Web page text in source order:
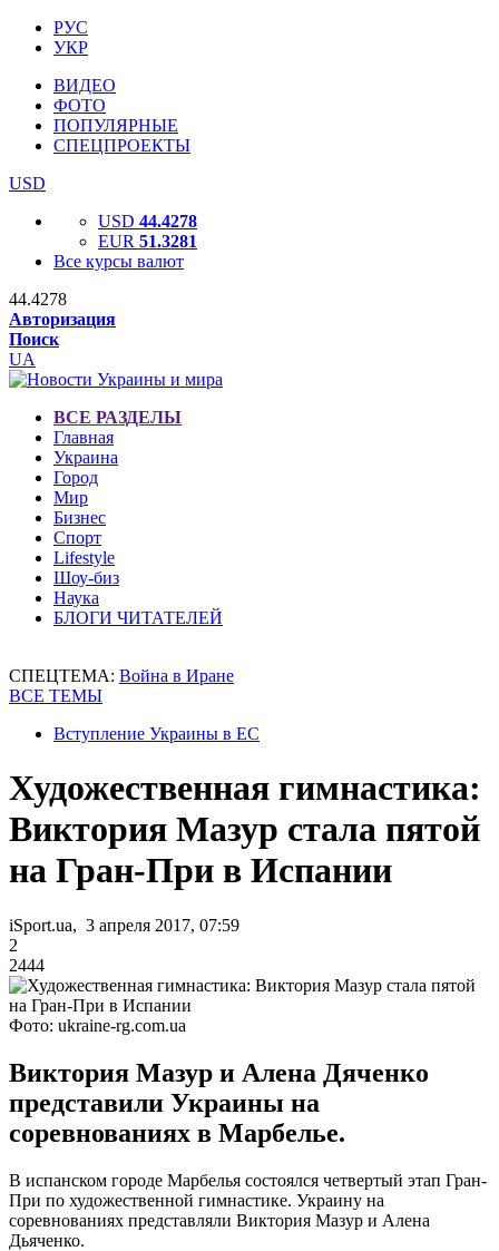
РУС
УКР
ВИДЕО
ФОТО
ПОПУЛЯРНЫЕ
СПЕЦПРОЕКТЫ
USD
USD 44.4278
EUR 51.3281
Все курсы валют
44.4278
Авторизация
Поиск
UA
ВСЕ РАЗДЕЛЫ
Главная
Украина
Город
Мир
Бизнес
Спорт
Lifestyle
Шоу-биз
Наука
БЛОГИ ЧИТАТЕЛЕЙ
СПЕЦТЕМА: Война в Иране
ВСЕ ТЕМЫ
Вступление Украины в ЕС
Художественная гимнастика:
Виктория Мазур стала пятой
на Гран-При в Испании
iSport.ua, 3 апреля 2017, 07:59
2
2444
Фото: ukraine-rg.com.ua
Виктория Мазур и Алена Дяченко
представили Украины на
соревнованиях в Марбелье.
В испанском городе Марбелья состоялся четвертый этап Гран-
При по художественной гимнастике. Украину на
соревнованиях представляли Виктория Мазур и Алена
Дьяченко.